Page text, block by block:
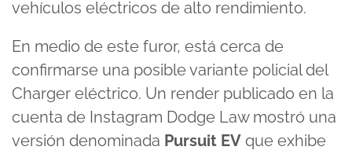
vehículos eléctricos de alto rendimiento.
En medio de este furor, está cerca de
confirmarse una posible variante policial del
Charger eléctrico. Un render publicado en la
cuenta de Instagram Dodge Law mostró una
versión denominada Pursuit EV que exhibe